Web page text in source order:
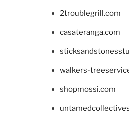
2troublegrill.com
casateranga.com
walkers-
shopmossi.com